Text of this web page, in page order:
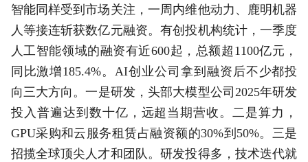
智能同样受到市场关注，一周内维他动力、鹿明机器
人等接连斩获数亿元融资。有创投机构统计，一季度
人工智能领域的融资有近600起，总额超1100亿元，
同比激增185.4%。AI创业公司拿到融资后不少都投
向三大方向。一是研发，头部大模型公司2025年研发
投入普遍达到数十亿，远超当期营收。二是算力，
GPU采购和云服务租赁占融资额的30%到50%。三是
招揽全球顶尖人才和团队。研发投得多，技术迭代就